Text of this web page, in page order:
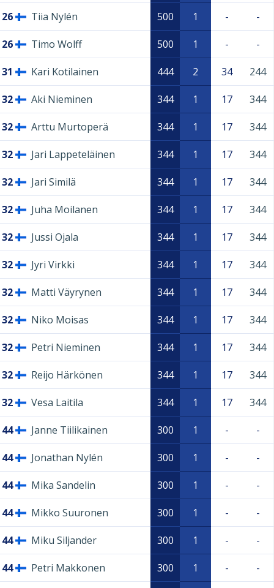
26 Tiia Nylén 500 1 - -
26 Timo Wolff 500 1 - -
31 Kari Kotilainen 444 2 34 244
32 Aki Nieminen 344 1 17 344
32 Arttu Murtoperä 344 1 17 344
32 Jari Lappeteläinen 344 1 17 344
32 Jari Similä 344 1 17 344
32 Juha Moilanen 344 1 17 344
32 Jussi Ojala 344 1 17 344
32 Jyri Virkki 344 1 17 344
32 Matti Väyrynen 344 1 17 344
32 Niko Moisas 344 1 17 344
32 Petri Nieminen 344 1 17 344
32 Reijo Härkönen 344 1 17 344
32 Vesa Laitila 344 1 17 344
44 Janne Tiilikainen 300 1 - -
44 Jonathan Nylén 300 1 - -
44 Mika Sandelin 300 1 - -
44 Mikko Suuronen 300 1 - -
44 Miku Siljander 300 1 - -
44 Petri Makkonen 300 1 - -